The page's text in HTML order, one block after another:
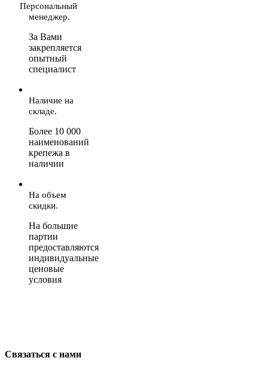
Персональный
менеджер.
За Вами
закрепляется
опытный
специалист
Наличие на
складе.
Более 10 000
наименований
крепежа в
наличии
На объем
скидки.
На большие
партии
предоставляются
индивидуальные
ценовые
условия
Связаться с нами